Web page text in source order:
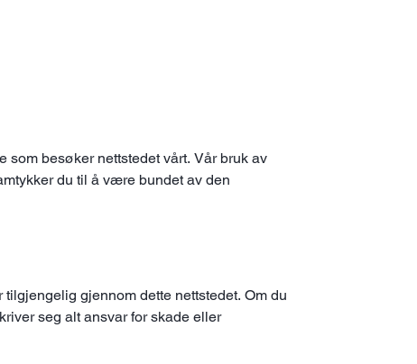
som besøker nettstedet vårt. Vår bruk av
du til å være bundet av den
gjennom dette nettstedet. Om du
seg alt ansvar for skade eller